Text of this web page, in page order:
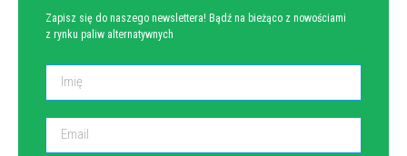
Zapisz się do naszego newslettera! Bądź na bieżąco z nowościami
z rynku paliw alternatywnych